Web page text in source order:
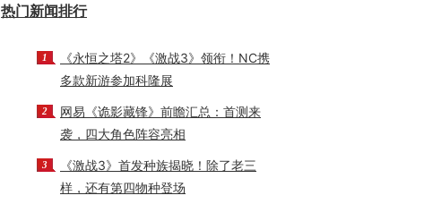
热门新闻排行
1
《永恒之塔2》《激战3》领衔！NC携
多款新游参加科隆展
2
网易《诡影藏锋》前瞻汇总：首测来
袭，四大角色阵容亮相
3
《激战3》首发种族揭晓！除了老三
样，还有第四物种登场